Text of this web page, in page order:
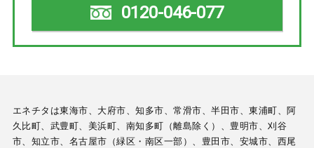
0120-046-077
エネチタは東海市、大府市、知多市、常滑市、半田市、東浦町、阿
久比町、武豊町、美浜町、南知多町（離島除く）、豊明市、刈谷
市、知立市、名古屋市（緑区・南区一部）、豊田市、安城市、西尾